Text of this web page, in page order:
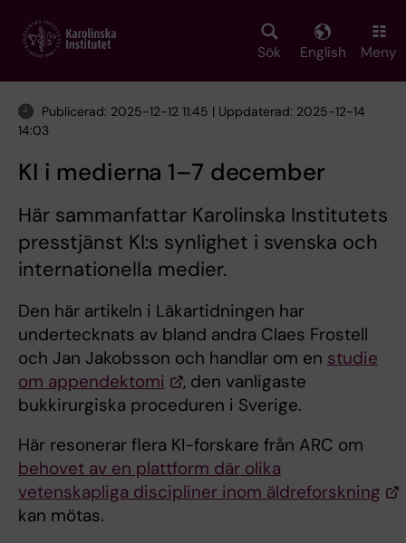
main
Sök English Meny
Publicerad: 2025-12-12 11:45 | Uppdaterad: 2025-12-14
14:03
KI i medierna 1–7 december
Här sammanfattar Karolinska Institutets
presstjänst KI:s synlighet i svenska och
internationella medier.
Den här artikeln i Läkartidningen har
undertecknats av bland andra Claes Frostell
och Jan Jakobsson och handlar om en studie
om appendektomi
, den vanligaste
bukkirurgiska proceduren i Sverige.
Här resonerar flera KI-forskare från ARC om
behovet av en plattform där olika
vetenskapliga discipliner inom äldreforskning
kan mötas.